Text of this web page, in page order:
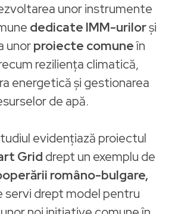
unor instrumente
dedicate IMM-urilorși
unorproiecte comuneîn
reziliența climatică,
energetică și gestionarea
de apă.
evidențiază proiectul
Grid drept un exemplu de
româno-bulgare,
servi drept model pentru